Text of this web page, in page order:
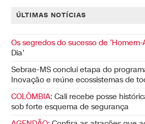
ÚLTIMAS NOTÍCIAS
Os segredos do sucesso de
Dia’
Sebrae-MS conclui etapa do
Inovação e reúne ecossistemas de
COLÔMBIA: Cali recebe posse
sob forte esquema de segurança